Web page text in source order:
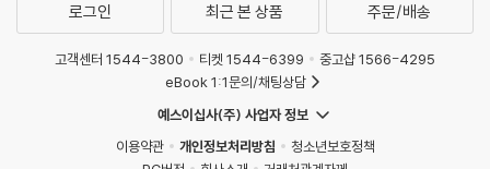
로그인 최근 본 상품 주문/배송
고객센터 1544-3800 티켓 1544-6399
중고샵 1566-4295
eBook 1:1문의/채팅상담
예스이십사(주) 사업자 정보
이용약관
개인정보처리방침
청소년보호정책